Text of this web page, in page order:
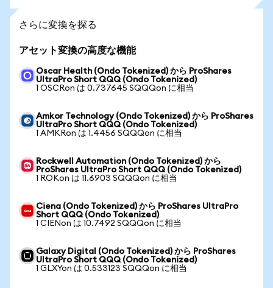
さらに変換を探る
アセット変換の高度な機能
Oscar Health (Ondo Tokenized) から ProShares
UltraPro Short QQQ (Ondo Tokenized)
1 OSCRon は 0.737645 SQQQon に相当
Amkor Technology (Ondo Tokenized) から ProShares
UltraPro Short QQQ (Ondo Tokenized)
1 AMKRon は 1.4456 SQQQon に相当
Rockwell Automation (Ondo Tokenized) から
ProShares UltraPro Short QQQ (Ondo Tokenized)
1 ROKon は 11.6903 SQQQon に相当
Ciena (Ondo Tokenized) から ProShares UltraPro
Short QQQ (Ondo Tokenized)
1 CIENon は 10.7492 SQQQon に相当
Galaxy Digital (Ondo Tokenized) から ProShares
UltraPro Short QQQ (Ondo Tokenized)
1 GLXYon は 0.533123 SQQQon に相当